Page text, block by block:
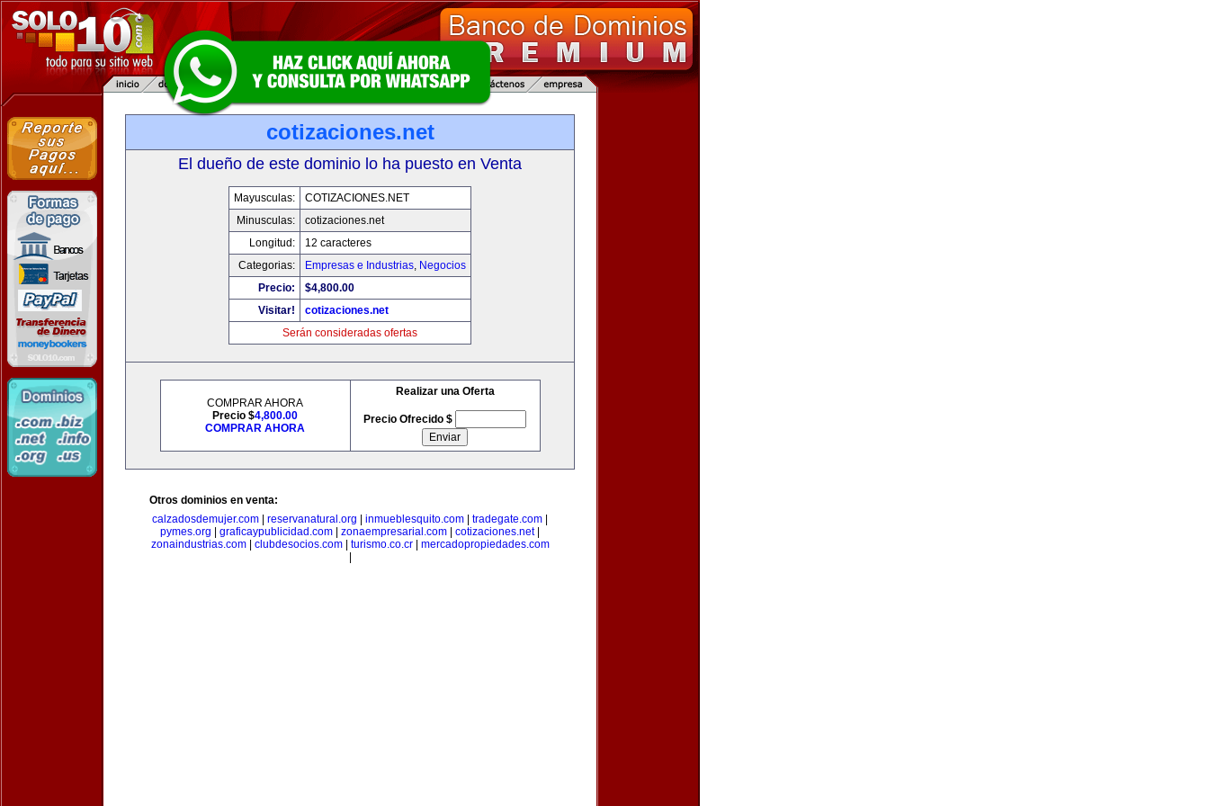
cotizaciones.net
El dueño de este dominio lo ha puesto en Venta
Mayusculas:
COTIZACIONES.NET
Minusculas:
cotizaciones.net
Longitud:
12 caracteres
Categorias:
Empresas e Industrias, Negocios
Precio:
$4,800.00
Visitar!
cotizaciones.net
Serán consideradas ofertas
COMPRAR AHORA
Precio $4,800.00
COMPRAR AHORA
Realizar una Oferta
Precio Ofrecido $
Otros dominios en venta:
calzadosdemujer.com
reservanatural.org inmueblesquito.com tradegate.com
pymes.org
graficaypublicidad.com zonaempresarial.com cotizaciones.net|
zonaindustrias.com| clubdesocios.com| turismo.co.cr| mercadopropiedades.com